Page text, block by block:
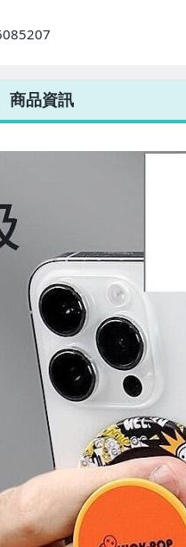
只要38元
，筆筆優惠無限次！
商品資訊